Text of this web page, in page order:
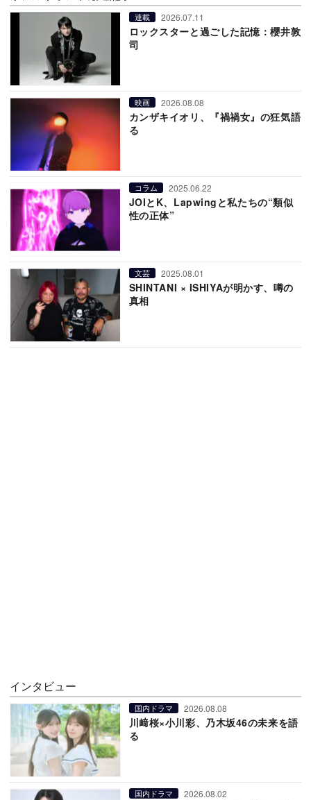
連載 2026.07.11
ロックスターと過ごした記憶：櫻井敦
司
映画 2026.08.08
カンザキイオリ、『禍禍女』の狂気語
る
コラム 2025.06.22
JOIとK、Lapwingと私たちの“類似
性の正体”
文芸 2025.08.01
SHINTANI × ISHIYAが明かす、噂の
真相
インタビュー
国内ドラマ 2026.08.08
川﨑桜×小川彩、乃木坂46の未来を語
る
国内ドラマ 2026.08.02